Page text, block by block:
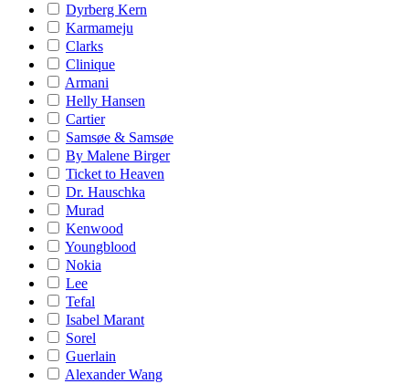
Dyrberg Kern
Karmameju
Clarks
Clinique
Armani
Helly Hansen
Cartier
Samsøe & Samsøe
By Malene Birger
Ticket to Heaven
Dr. Hauschka
Murad
Kenwood
Youngblood
Nokia
Lee
Tefal
Isabel Marant
Sorel
Guerlain
Alexander Wang